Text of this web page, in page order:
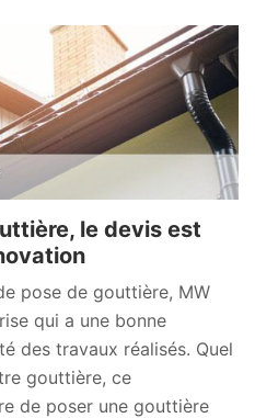
le devis est
pose de gouttière, MW
qui a une bonne
des travaux réalisés. Quel
gouttière, ce
de poser une gouttière